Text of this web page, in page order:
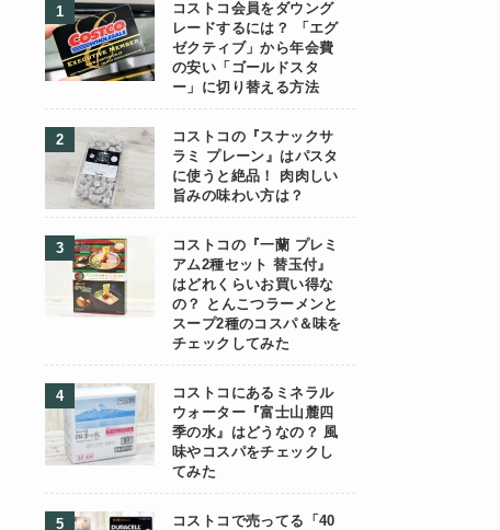
コストコ会員をダウング
レードするには？ 「エグ
ゼクティブ」から年会費
の安い「ゴールドスタ
ー」に切り替える方法
コストコの『スナックサ
ラミ プレーン』はパスタ
に使うと絶品！ 肉肉しい
旨みの味わい方は？
コストコの『一蘭 プレミ
アム2種セット 替玉付』
はどれくらいお買い得な
の？ とんこつラーメンと
スープ2種のコスパ＆味を
チェックしてみた
コストコにあるミネラル
ウォーター『富士山麓四
季の水』はどうなの？ 風
味やコスパをチェックし
てみた
コストコで売ってる「40